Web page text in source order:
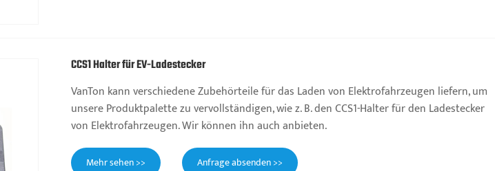
CCS1 Halter für EV-Ladestecker
VanTon kann verschiedene Zubehörteile für das Laden von Elektrofahrzeugen liefern, um
unsere Produktpalette zu vervollständigen, wie z. B. den CCS1-Halter für den Ladestecker
von Elektrofahrzeugen. Wir können ihn auch anbieten.
Mehr sehen >> Anfrage absenden >>